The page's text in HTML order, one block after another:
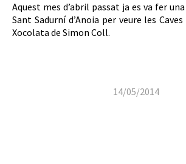
Aquest mes d’abril passat ja es va fer
Sant Sadurní d’Anoia per veure les
Xocolata de Simon Coll.
14/05/2014